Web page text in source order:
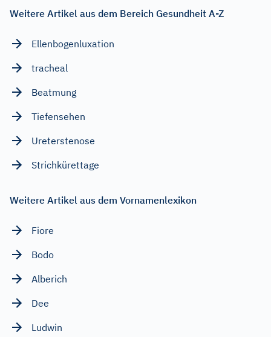
Weitere Artikel aus dem Bereich Gesundheit A-Z
Ellenbogenluxation
tracheal
Beatmung
Tiefensehen
Ureterstenose
Strichkürettage
Weitere Artikel aus dem Vornamenlexikon
Fiore
Bodo
Alberich
Dee
Ludwin